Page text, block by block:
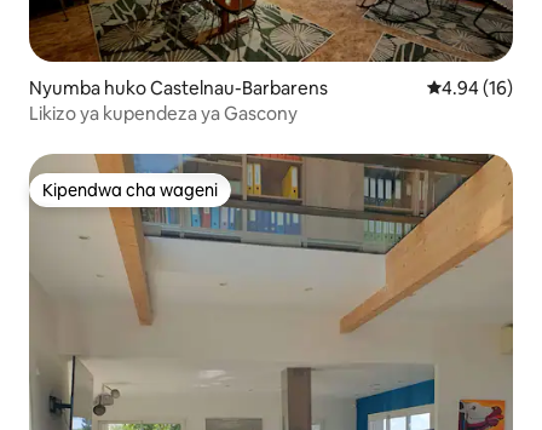
Nyumba huko Castelnau-Barbarens Ukadiriaji wa
4.94 (16)
Likizo ya kupendeza ya Gascony
Kipendwa cha wageni
Kipendwa cha wageni